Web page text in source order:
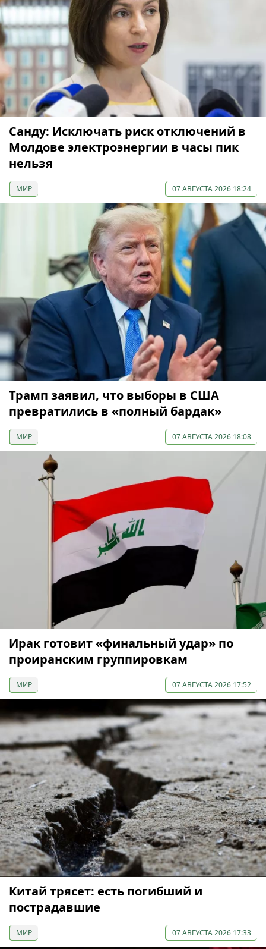
Санду: Исключать риск отключений в
Молдове электроэнергии в часы пик
нельзя
МИР 07 АВГУСТА 2026 18:24
Трамп заявил, что выборы в США
превратились в «полный бардак»
МИР 07 АВГУСТА 2026 18:08
Ирак готовит «финальный удар» по
проиранским группировкам
МИР 07 АВГУСТА 2026 17:52
Китай трясет: есть погибший и
пострадавшие
МИР 07 АВГУСТА 2026 17:33